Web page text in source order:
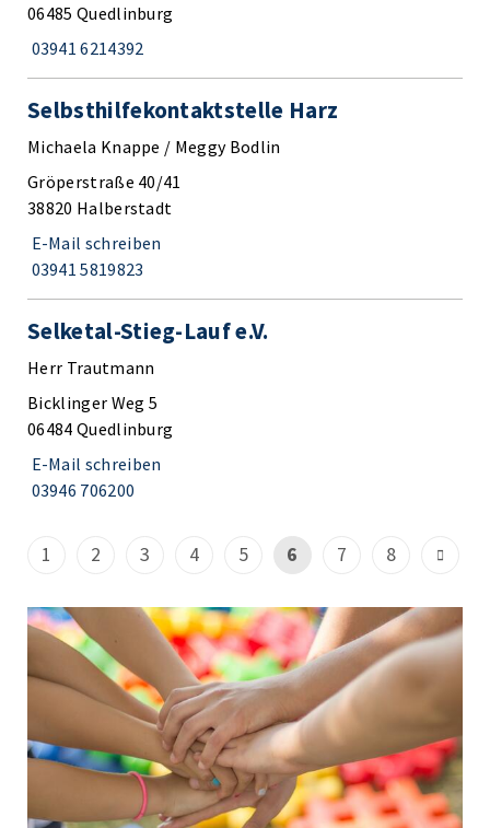
06485 Quedlinburg
03941 6214392
Selbsthilfekontaktstelle Harz
Michaela Knappe / Meggy Bodlin
Gröperstraße 40/41
38820 Halberstadt
E-Mail schreiben
03941 5819823
Selketal-Stieg-Lauf e.V.
Herr Trautmann
Bicklinger Weg 5
06484 Quedlinburg
E-Mail schreiben
03946 706200
1 2 3 4 5 6 7 8